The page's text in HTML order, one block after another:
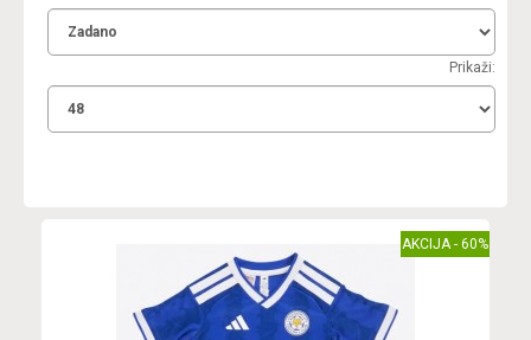
Prikaži:
AKCIJA - 60%